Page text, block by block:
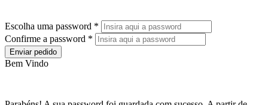
Escolha uma password *
Confirme a password *
Enviar pedido
Bem Vindo